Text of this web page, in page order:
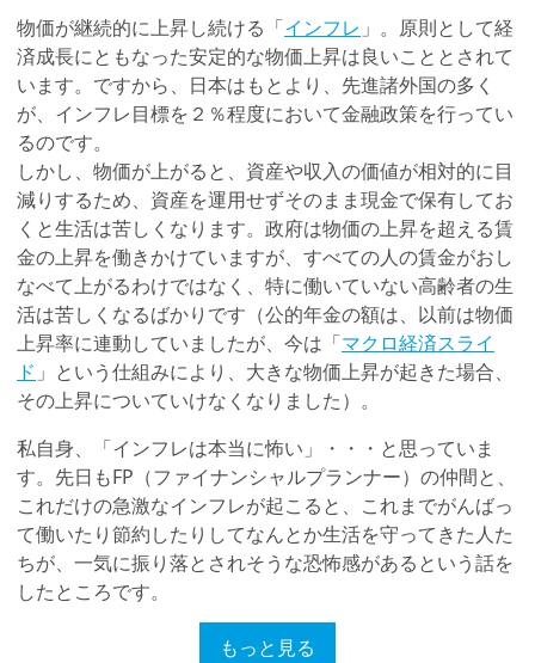
物価が継続的に上昇し続ける「インフレ 」。原則として経
済成長にともなった安定的な物価上昇は良いこととされて
います。ですから、日本はもとより、先進諸外国の多く
が、インフレ目標を２％程度において金融政策を行ってい
るのです。
しかし、物価が上がると、資産や収入の価値が相対的に目
減りするため、資産を運用せずそのまま現金で保有してお
くと生活は苦しくなります。政府は物価の上昇を超える賃
金の上昇を働きかけていますが、すべての人の賃金がおし
なべて上がるわけではなく、特に働いていない高齢者の生
活は苦しくなるばかりです（公的年金の額は、以前は物価
上昇率に連動していましたが、今は「マクロ経済スライ
ド 」という仕組みにより、大きな物価上昇が起きた場合、
その上昇についていけなくなりました）。
私自身、「インフレは本当に怖い」・・・と思っていま
す。先日もFP（ファイナンシャルプランナー）の仲間と、
これだけの急激なインフレが起こると、これまでがんばっ
て働いたり節約したりしてなんとか生活を守ってきた人た
ちが、一気に振り落とされそうな恐怖感があるという話を
したところです。
物価の上昇は、買い物するたびに日常的な痛みを感じさせ
もっと見る